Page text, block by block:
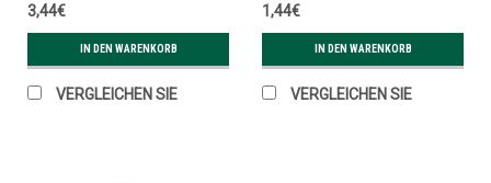
3,44€
IN DEN WARENKORB
VERGLEICHEN SIE
1,44€
IN DEN WARENKORB
VERGLEICHEN SIE